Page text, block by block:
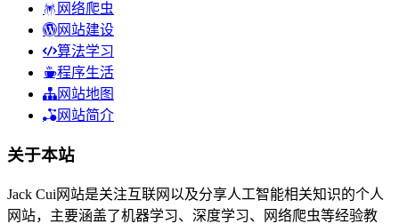
网络爬虫
网站建设
算法学习
程序生活
网站地图
网站简介
关于本站
Jack Cui网站是关注互联网以及分享人工智能相关知识的个人
网站，主要涵盖了机器学习、深度学习、网络爬虫等经验教